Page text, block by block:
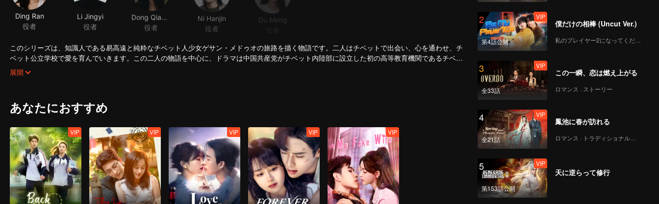
Ding Ran
役者
Li Jingyi
役者
役者
Ni Hanjin
役者
Du Meng
このシリーズは、知識人である易高遠と純粋なチベット人少女ゲサン・メドゥオの旅路を描く物語です。二人はチベットで出会い、心を通わせ、チ
ベット公立学校で愛を育んでいきます。この二人の物語を中心に、ドラマは中国共産党がチベット内陸部に設立した初の高等教育機関であるチベッ
ト公立学校の創設と発展を描きます。平和解放がチベットとその人々ににもたらした大きな変化を浮き彫りにし、新チベットの困難ながらも揺るぎ
ない発展の道のりを描いています。
展開
あなたにおすすめ
VIP VIP VIP VIP VIP
2
第4話公開
VIP
僕だけの相棒 (Uncut Ver.)
私のプレイヤー2になってください
3
全33話
VIP
この一瞬、恋は燃え上がる
ロマンス · ストーリー
4
全21話
VIP
鳳池に春が訪れる
ロマンス · トラディショナル・コスチューム
5
第153話公開
VIP
天に逆らって修行